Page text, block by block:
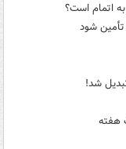
اتمام است؟
شود
شد!